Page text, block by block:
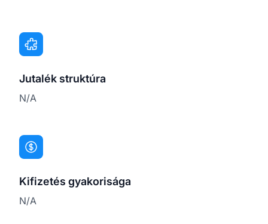
Jutalék struktúra
N/A
Kifizetés gyakorisága
N/A